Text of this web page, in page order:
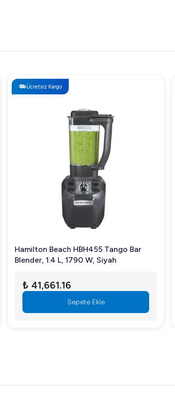
Ücretsiz Kargo
Hamilton Beach HBH455 Tango Bar
Blender, 1.4 L, 1790 W, Siyah
₺ 41,661.16
Sepete Ekle